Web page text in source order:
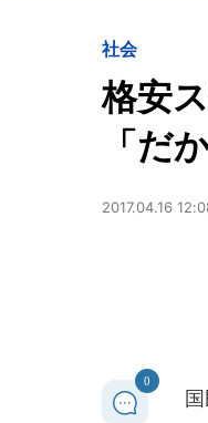
社会
格安
「だ
2017.04.16
0
国